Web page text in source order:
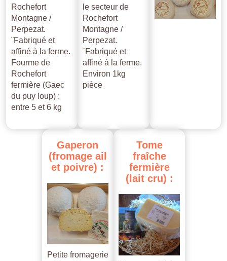
Rochefort
Montagne /
Perpezat.
¨Fabriqué et
affiné à la ferme.
Fourme de
Rochefort
fermière (Gaec
du puy loup) :
entre 5 et 6 kg
le secteur de
Rochefort
Montagne /
Perpezat.
¨Fabriqué et
affiné à la ferme.
Environ 1kg
pièce
Gaperon
(fromage ail
et poivre) :
Petite fromagerie
Tome
fraîche
fermière
(lait cru) :